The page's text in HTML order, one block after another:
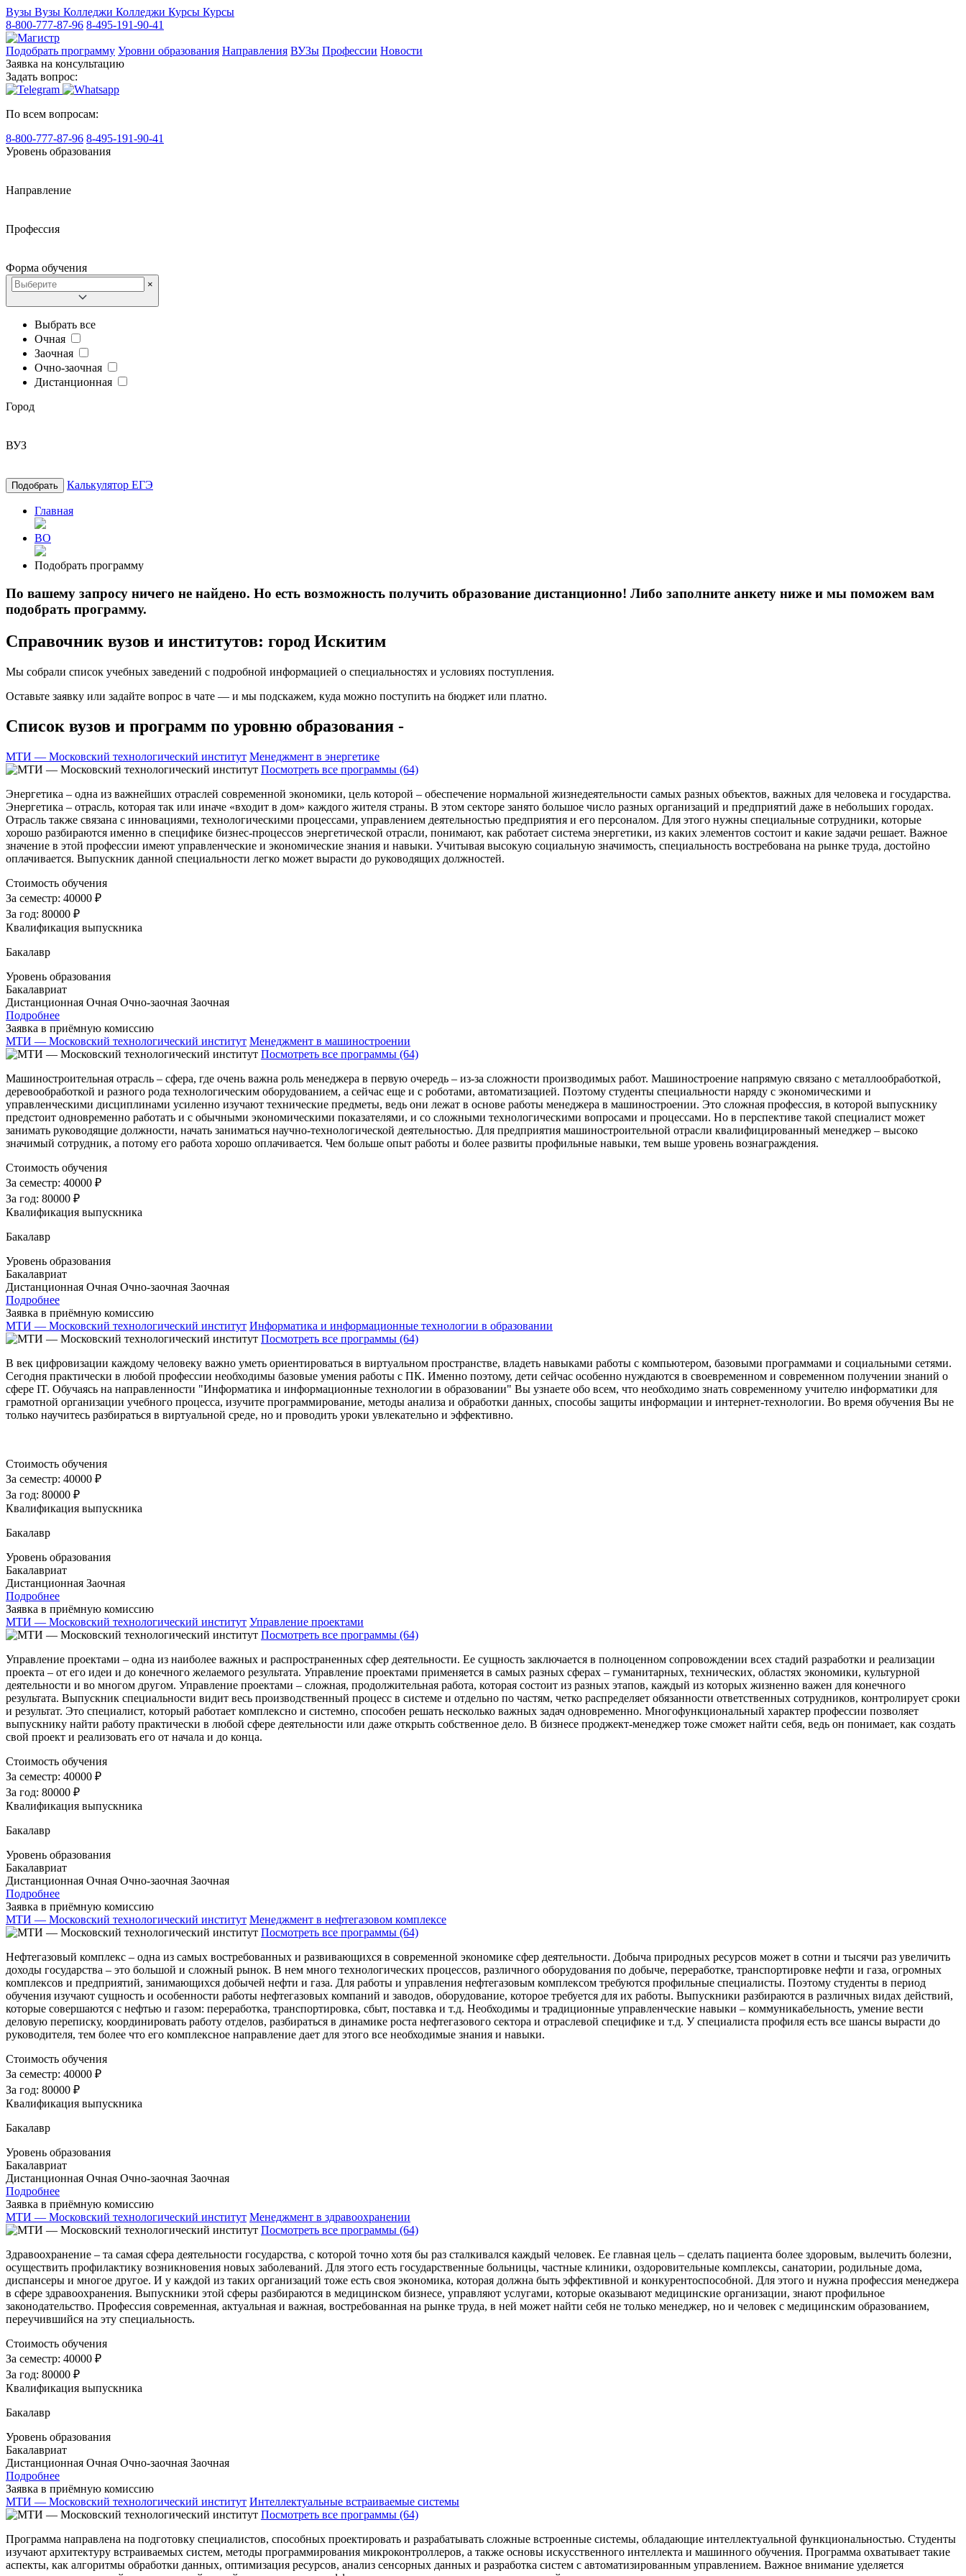
Вузы Вузы Колледжи Колледжи Курсы Курсы
8-800-777-87-96 8-495-191-90-41
Подобрать программу Уровни образования Направления ВУЗы Профессии Новости
Заявка на консультацию
Задать вопрос:
По всем вопросам:
8-800-777-87-96 8-495-191-90-41
Уровень образования
Направление
Профессия
Форма обучения
×
Выбрать все
Очная
Заочная
Очно-заочная
Дистанционная
Город
ВУЗ
Подобрать Калькулятор ЕГЭ
Главная
ВО
Подобрать программу
По вашему запросу ничего не найдено. Но есть возможность получить образование дистанционно! Либо заполните анкету ниже и мы поможем вам
подобрать программу.
Справочник вузов и институтов: город Искитим
Мы собрали список учебных заведений с подробной информацией о специальностях и условиях поступления.
Оставьте заявку или задайте вопрос в чате — и мы подскажем, куда можно поступить на бюджет или платно.
Список вузов и программ по уровню образования -
МТИ — Московский технологический институт Менеджмент в энергетике
Посмотреть все программы (64)
Энергетика – одна из важнейших отраслей современной экономики, цель которой – обеспечение нормальной жизнедеятельности самых разных объектов, важных для человека и государства.
Энергетика – отрасль, которая так или иначе «входит в дом» каждого жителя страны. В этом секторе занято большое число разных организаций и предприятий даже в небольших городах.
Отрасль также связана с инновациями, технологическими процессами, управлением деятельностью предприятия и его персоналом. Для этого нужны специальные сотрудники, которые
хорошо разбираются именно в специфике бизнес-процессов энергетической отрасли, понимают, как работает система энергетики, из каких элементов состоит и какие задачи решает. Важное
значение в этой профессии имеют управленческие и экономические знания и навыки. Учитывая высокую социальную значимость, специальность востребована на рынке труда, достойно
оплачивается. Выпускник данной специальности легко может вырасти до руководящих должностей.
Стоимость обучения
За семестр: 40000 ₽
За год: 80000 ₽
Квалификация выпускника
Бакалавр
Уровень образования
Бакалавриат
Дистанционная Очная Очно-заочная Заочная
Подробнее
Заявка в приёмную комиссию
МТИ — Московский технологический институт Менеджмент в машиностроении
Посмотреть все программы (64)
Машиностроительная отрасль – сфера, где очень важна роль менеджера в первую очередь – из-за сложности производимых работ. Машиностроение напрямую связано с металлообработкой,
деревообработкой и разного рода технологическим оборудованием, а сейчас еще и с роботами, автоматизацией. Поэтому студенты специальности наряду с экономическими и
управленческими дисциплинами усиленно изучают технические предметы, ведь они лежат в основе работы менеджера в машиностроении. Это сложная профессия, в которой выпускнику
предстоит одновременно работать и с обычными экономическими показателями, и со сложными технологическими вопросами и процессами. Но в перспективе такой специалист может
занимать руководящие должности, начать заниматься научно-технологической деятельностью. Для предприятия машиностроительной отрасли квалифицированный менеджер – высоко
значимый сотрудник, а потому его работа хорошо оплачивается. Чем больше опыт работы и более развиты профильные навыки, тем выше уровень вознаграждения.
Стоимость обучения
За семестр: 40000 ₽
За год: 80000 ₽
Квалификация выпускника
Бакалавр
Уровень образования
Бакалавриат
Дистанционная Очная Очно-заочная Заочная
Подробнее
Заявка в приёмную комиссию
МТИ — Московский технологический институт Информатика и информационные технологии в образовании
Посмотреть все программы (64)
В век цифровизации каждому человеку важно уметь ориентироваться в виртуальном пространстве, владеть навыками работы с компьютером, базовыми программами и социальными сетями.
Сегодня практически в любой профессии необходимы базовые умения работы с ПК. Именно поэтому, дети сейчас особенно нуждаются в своевременном и современном получении знаний о
сфере IT. Обучаясь на направленности "Информатика и информационные технологии в образовании" Вы узнаете обо всем, что необходимо знать современному учителю информатики для
грамотной организации учебного процесса, изучите программирование, методы анализа и обработки данных, способы защиты информации и интернет-технологии. Во время обучения Вы не
только научитесь разбираться в виртуальной среде, но и проводить уроки увлекательно и эффективно.
Стоимость обучения
За семестр: 40000 ₽
За год: 80000 ₽
Квалификация выпускника
Бакалавр
Уровень образования
Бакалавриат
Дистанционная Заочная
Подробнее
Заявка в приёмную комиссию
МТИ — Московский технологический институт Управление проектами
Посмотреть все программы (64)
Управление проектами – одна из наиболее важных и распространенных сфер деятельности. Ее сущность заключается в полноценном сопровождении всех стадий разработки и реализации
проекта – от его идеи и до конечного желаемого результата. Управление проектами применяется в самых разных сферах – гуманитарных, технических, областях экономики, культурной
деятельности и во многом другом. Управление проектами – сложная, продолжительная работа, которая состоит из разных этапов, каждый из которых жизненно важен для конечного
результата. Выпускник специальности видит весь производственный процесс в системе и отдельно по частям, четко распределяет обязанности ответственных сотрудников, контролирует сроки
и результат. Это специалист, который работает комплексно и системно, способен решать несколько важных задач одновременно. Многофункциональный характер профессии позволяет
выпускнику найти работу практически в любой сфере деятельности или даже открыть собственное дело. В бизнесе проджект-менеджер тоже сможет найти себя, ведь он понимает, как создать
свой проект и реализовать его от начала и до конца.
Стоимость обучения
За семестр: 40000 ₽
За год: 80000 ₽
Квалификация выпускника
Бакалавр
Уровень образования
Бакалавриат
Дистанционная Очная Очно-заочная Заочная
Подробнее
Заявка в приёмную комиссию
МТИ — Московский технологический институт Менеджмент в нефтегазовом комплексе
Посмотреть все программы (64)
Нефтегазовый комплекс – одна из самых востребованных и развивающихся в современной экономике сфер деятельности. Добыча природных ресурсов может в сотни и тысячи раз увеличить
доходы государства – это большой и сложный рынок. В нем много технологических процессов, различного оборудования по добыче, переработке, транспортировке нефти и газа, огромных
комплексов и предприятий, занимающихся добычей нефти и газа. Для работы и управления нефтегазовым комплексом требуются профильные специалисты. Поэтому студенты в период
обучения изучают сущность и особенности работы нефтегазовых компаний и заводов, оборудование, которое требуется для их работы. Выпускники разбираются в различных видах действий,
которые совершаются с нефтью и газом: переработка, транспортировка, сбыт, поставка и т.д. Необходимы и традиционные управленческие навыки – коммуникабельность, умение вести
деловую переписку, координировать работу отделов, разбираться в динамике роста нефтегазового сектора и отраслевой специфике и т.д. У специалиста профиля есть все шансы вырасти до
руководителя, тем более что его комплексное направление дает для этого все необходимые знания и навыки.
Стоимость обучения
За семестр: 40000 ₽
За год: 80000 ₽
Квалификация выпускника
Бакалавр
Уровень образования
Бакалавриат
Дистанционная Очная Очно-заочная Заочная
Подробнее
Заявка в приёмную комиссию
МТИ — Московский технологический институт Менеджмент в здравоохранении
Посмотреть все программы (64)
Здравоохранение – та самая сфера деятельности государства, с которой точно хотя бы раз сталкивался каждый человек. Ее главная цель – сделать пациента более здоровым, вылечить болезни,
осуществить профилактику возникновения новых заболеваний. Для этого есть государственные больницы, частные клиники, оздоровительные комплексы, санатории, родильные дома,
диспансеры и многое другое. И у каждой из таких организаций тоже есть своя экономика, которая должна быть эффективной и конкурентоспособной. Для этого и нужна профессия менеджера
в сфере здравоохранения. Выпускники этой сферы разбираются в медицинском бизнесе, управляют услугами, которые оказывают медицинские организации, знают профильное
законодательство. Профессия современная, актуальная и важная, востребованная на рынке труда, в ней может найти себя не только менеджер, но и человек с медицинским образованием,
переучившийся на эту специальность.
Стоимость обучения
За семестр: 40000 ₽
За год: 80000 ₽
Квалификация выпускника
Бакалавр
Уровень образования
Бакалавриат
Дистанционная Очная Очно-заочная Заочная
Подробнее
Заявка в приёмную комиссию
МТИ — Московский технологический институт Интеллектуальные встраиваемые системы
Посмотреть все программы (64)
Программа направлена на подготовку специалистов, способных проектировать и разрабатывать сложные встроенные системы, обладающие интеллектуальной функциональностью. Студенты
изучают архитектуру встраиваемых систем, методы программирования микроконтроллеров, а также основы искусственного интеллекта и машинного обучения. Программа охватывает такие
аспекты, как алгоритмы обработки данных, оптимизация ресурсов, анализ сенсорных данных и разработка систем с автоматизированным управлением. Важное внимание уделяется